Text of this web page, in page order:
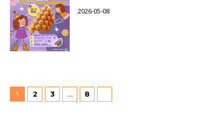
2026-05-08
1 2 3 … 8